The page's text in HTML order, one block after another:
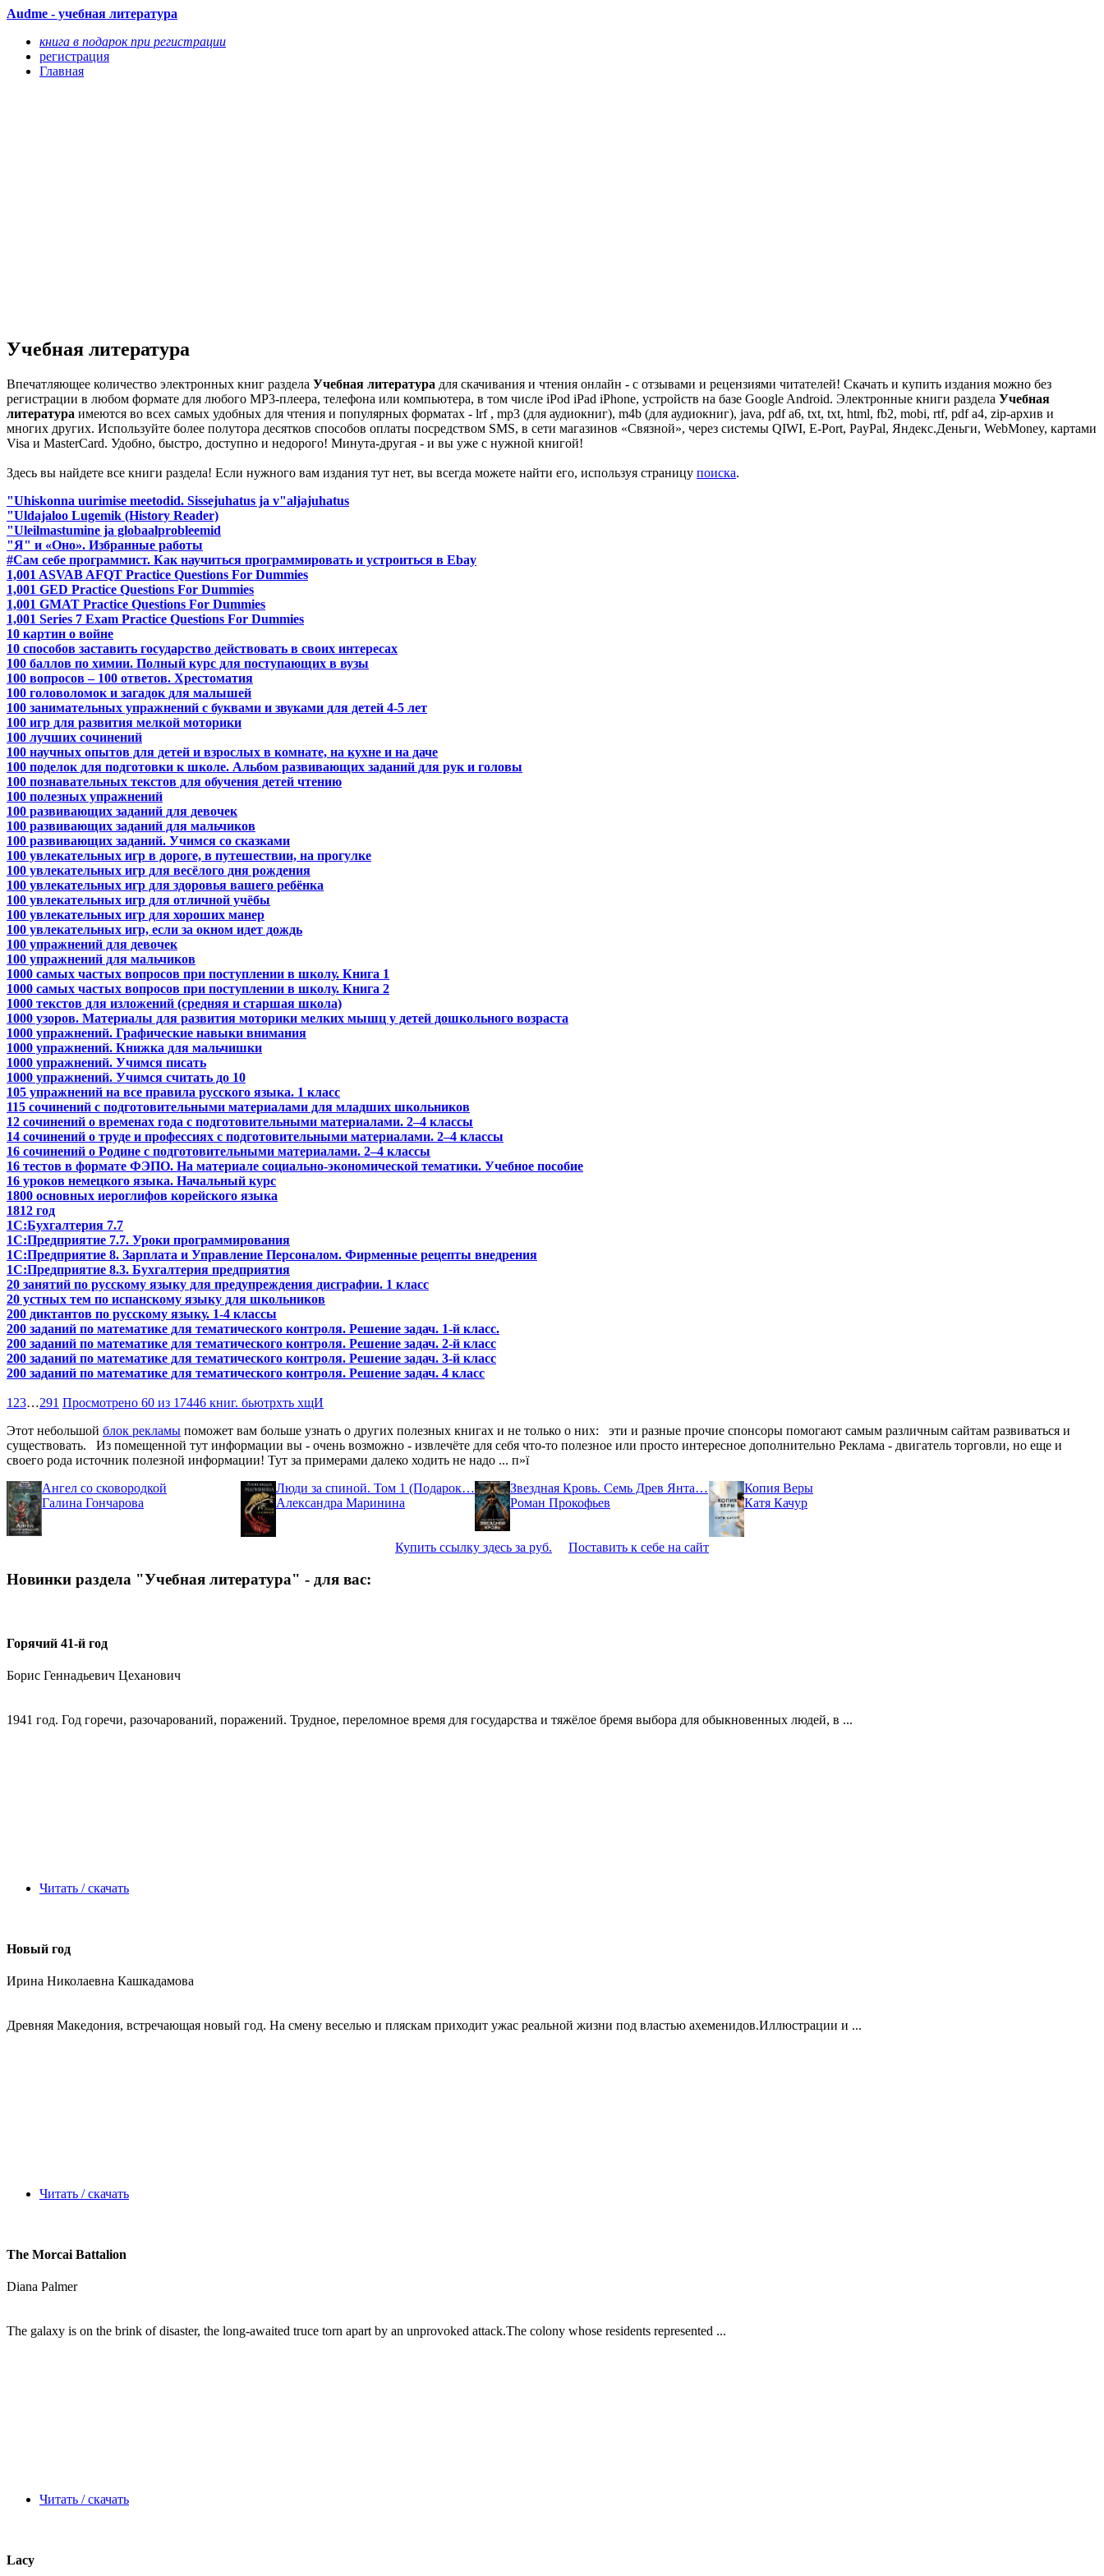
Audme - учебная литература
книга в подарок при регистрации
регистрация
Главная
Учебная литература
Впечатляющее количество электронных книг раздела Учебная литература для скачивания и чтения онлайн - с отзывами и рецензиями читателей! Скачать и купить издания можно без
регистрации в любом формате для любого MP3-плеера, телефона или компьютера, в том числе iPod iPad iPhone, устройств на базе Google Android. Электронные книги раздела Учебная
литература имеются во всех самых удобных для чтения и популярных форматах - lrf , mp3 (для аудиокниг), m4b (для аудиокниг), java, pdf a6, txt, txt, html, fb2, mobi, rtf, pdf a4, zip-архив и
многих других. Используйте более полутора десятков способов оплаты посредством SMS, в сети магазинов «Связной», через системы QIWI, E-Port, PayPal, Яндекс.Деньги, WebMoney, картами
Visa и MasterCard. Удобно, быстро, доступно и недорого! Минута-другая - и вы уже с нужной книгой!
Здесь вы найдете все книги раздела! Если нужного вам издания тут нет, вы всегда можете найти его, используя страницу поиска.
"Uhiskonna uurimise meetodid. Sissejuhatus ja v"aljajuhatus
"Uldajaloo Lugemik (History Reader)
"Uleilmastumine ja globaalprobleemid
"Я" и «Оно». Избранные работы
#Сам себе программист. Как научиться программировать и устроиться в Ebay
1,001 ASVAB AFQT Practice Questions For Dummies
1,001 GED Practice Questions For Dummies
1,001 GMAT Practice Questions For Dummies
1,001 Series 7 Exam Practice Questions For Dummies
10 картин о войне
10 способов заставить государство действовать в своих интересах
100 баллов по химии. Полный курс для поступающих в вузы
100 вопросов – 100 ответов. Хрестоматия
100 головоломок и загадок для малышей
100 занимательных упражнений с буквами и звуками для детей 4-5 лет
100 игр для развития мелкой моторики
100 лучших сочинений
100 научных опытов для детей и взрослых в комнате, на кухне и на даче
100 поделок для подготовки к школе. Альбом развивающих заданий для рук и головы
100 познавательных текстов для обучения детей чтению
100 полезных упражнений
100 развивающих заданий для девочек
100 развивающих заданий для мальчиков
100 развивающих заданий. Учимся со сказками
100 увлекательных игр в дороге, в путешествии, на прогулке
100 увлекательных игр для весёлого дня рождения
100 увлекательных игр для здоровья вашего ребёнка
100 увлекательных игр для отличной учёбы
100 увлекательных игр для хороших манер
100 увлекательных игр, если за окном идет дождь
100 упражнений для девочек
100 упражнений для мальчиков
1000 самых частых вопросов при поступлении в школу. Книга 1
1000 самых частых вопросов при поступлении в школу. Книга 2
1000 текстов для изложений (средняя и старшая школа)
1000 узоров. Материалы для развития моторики мелких мышц у детей дошкольного возраста
1000 упражнений. Графические навыки внимания
1000 упражнений. Книжка для мальчишки
1000 упражнений. Учимся писать
1000 упражнений. Учимся считать до 10
105 упражнений на все правила русского языка. 1 класс
115 сочинений с подготовительными материалами для младших школьников
12 сочинений о временах года с подготовительными материалами. 2–4 классы
14 сочинений о труде и профессиях с подготовительными материалами. 2–4 классы
16 сочинений о Родине с подготовительными материалами. 2–4 классы
16 тестов в формате ФЭПО. На материале социально-экономической тематики. Учебное пособие
16 уроков немецкого языка. Начальный курс
1800 основных иероглифов корейского языка
1812 год
1С:Бухгалтерия 7.7
1С:Предприятие 7.7. Уроки программирования
1С:Предприятие 8. Зарплата и Управление Персоналом. Фирменные рецепты внедрения
1С:Предприятие 8.3. Бухгалтерия предприятия
20 занятий по русскому языку для предупреждения дисграфии. 1 класс
20 устных тем по испанскому языку для школьников
200 диктантов по русскому языку. 1-4 классы
200 заданий по математике для тематического контроля. Решение задач. 1-й класс.
200 заданий по математике для тематического контроля. Решение задач. 2-й класс
200 заданий по математике для тематического контроля. Решение задач. 3-й класс
200 заданий по математике для тематического контроля. Решение задач. 4 класс
1 23…291 Просмотрено 60 из 17446 книг. бьютрхть хщИ
Этот небольшой блок рекламы поможет вам больше узнать о других полезных книгах и не только о них:
эти и разные прочие спонсоры помогают самым различным сайтам развиваться и
существовать. Из помещенной тут информации вы - очень возможно - извлечёте для себя что-то полезное или просто интересное дополнительно Реклама - двигатель торговли, но еще и
своего рода источник полезной информации! Тут за примерами далеко ходить не надо ... п»ї
Ангел со сковородкой
Галина Гончарова
Люди за спиной. Том 1 (Подарок…
Александра Маринина
Звездная Кровь. Семь Древ Янта…
Роман Прокофьев
Копия Веры
Катя Качур
Купить ссылку здесь за руб. Поставить к себе на сайт
Новинки раздела "Учебная литература" - для вас:
Горячий 41-й год
Борис Геннадьевич Цеханович
1941 год. Год горечи, разочарований, поражений. Трудное, переломное время для государства и тяжёлое бремя выбора для обыкновенных людей, в ...
Читать / скачать
Новый год
Ирина Николаевна Кашкадамова
Древняя Македония, встречающая новый год. На смену веселью и пляскам приходит ужас реальной жизни под властью ахеменидов.Иллюстрации и ...
Читать / скачать
The Morcai Battalion
Diana Palmer
The galaxy is on the brink of disaster, the long-awaited truce torn apart by an unprovoked attack.The colony whose residents represented ...
Читать / скачать
Lacy